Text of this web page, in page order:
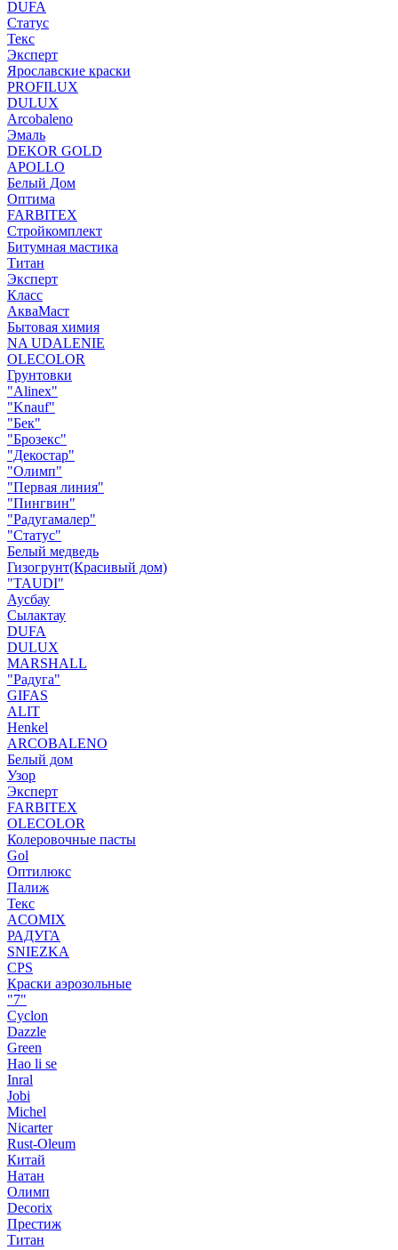
DUFA
Статус
Текс
Эксперт
Ярославские краски
PROFILUX
DULUX
Arcobaleno
Эмаль
DEKOR GOLD
APOLLO
Белый Дом
Оптима
FARBITEX
Стройкомплект
Битумная мастика
Титан
Эксперт
Класс
АкваМаст
Бытовая химия
NA UDALENIE
OLECOLOR
Грунтовки
"Alinex"
"Knauf"
"Бек"
"Брозекс"
"Декостар"
"Олимп"
"Первая линия"
"Пингвин"
"Радугамалер"
"Статус"
Белый медведь
Гизогрунт(Красивый дом)
"TAUDI"
Аусбау
Сылактау
DUFA
DULUX
MARSHALL
"Радуга"
GIFAS
ALIT
Henkel
ARCOBALENO
Белый дом
Узор
Эксперт
FARBITEX
OLECOLOR
Колеровочные пасты
Gol
Оптилюкс
Палиж
Текс
ACOMIX
РАДУГА
SNIEZKA
CPS
Краски аэрозольные
"7"
Cyclon
Dazzle
Green
Hao li se
Inral
Jobi
Michel
Nicarter
Rust-Oleum
Китай
Натан
Олимп
Decorix
Престиж
Титан